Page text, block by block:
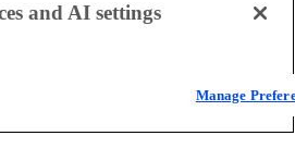
and AI settings
Manage